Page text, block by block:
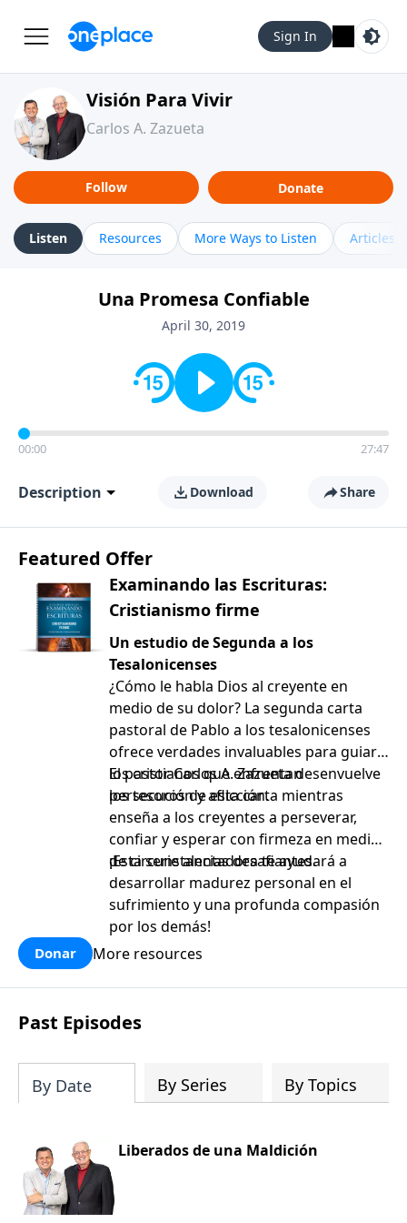
Sign In
Visión Para Vivir
Carlos A. Zazueta
Follow Donate
Listen Resources More Ways to Listen Articles
Una Promesa Confiable
April 30, 2019
00:00 27:47
Description Download Share
Featured Offer
Examinando las Escrituras:
Cristianismo firme
Un estudio de Segunda a los
Tesalonicenses
¿Cómo le habla Dios al creyente en
medio de su dolor? La segunda carta
pastoral de Pablo a los tesalonicenses
ofrece verdades invaluables para guiar a
los cristianos que enfrentan
persecución y aflicción.
El pastor Carlos A. Zazueta desenvuelve
los tesoros de esta carta mientras
enseña a los creyentes a perseverar,
confiar y esperar con firmeza en medio
de circunstancias desafiantes.
¡Esta serie alentadora te ayudará a
desarrollar madurez personal en el
sufrimiento y una profunda compasión
por los demás!
Donar More resources
Past Episodes
By Date By Series By Topics
Liberados de una Maldición